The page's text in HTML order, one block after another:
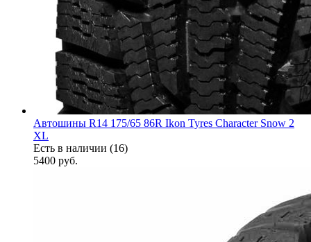
Автошины R14 175/65 86R Ikon Tyres Character Snow 2
XL
Есть в наличии (16)
5400 руб.